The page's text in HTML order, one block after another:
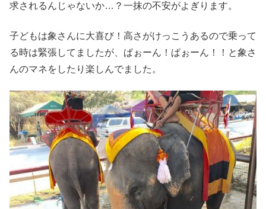
求されるんじゃないか…？一抹の不安がよぎります。
子どもは象さんに大喜び！高さがけっこうあるので乗って
る時は緊張してましたが、ぱぉーん！ぱぉーん！！と象さ
んのマネをしたり楽しんでました。